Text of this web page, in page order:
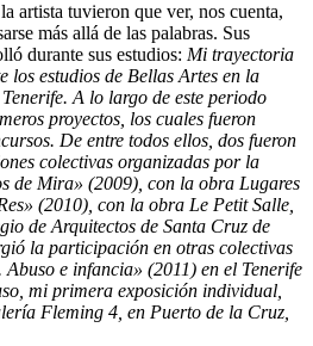
artista tuvieron que ver, nos cuenta,
más allá de las palabras. Sus
durante sus estudios: Mi trayectoria
los estudios de Bellas Artes en la
A lo largo de este periodo
proyectos, los cuales fueron
De entre todos ellos, dos fueron
colectivas organizadas por la
de Mira» (2009), con la obra Lugares
(2010), con la obra Le Petit Salle,
de Arquitectos de Santa Cruz de
la participación en otras colectivas
e infancia» (2011) en el Tenerife
mi primera exposición individual,
Fleming 4, en Puerto de la Cruz,